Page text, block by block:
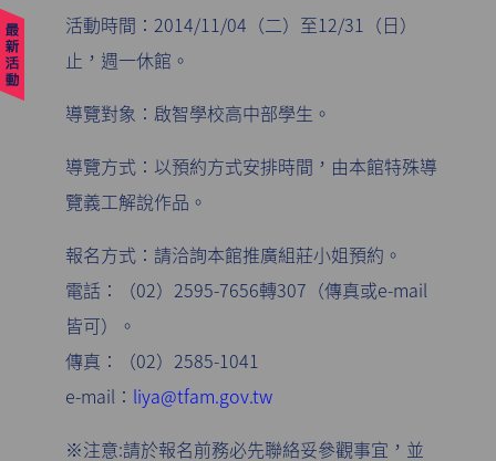
活動時間：2014/11/04（二）至12/31（日）
止，週一休館。
導覽對象：啟智學校高中部學生。
導覽方式：以預約方式安排時間，由本館特殊導
覽義工解說作品。
報名方式：請洽詢本館推廣組莊小姐預約。
電話：（02）2595-7656轉307（傳真或e-mail
皆可）。
傳真：（02）2585-1041
e-mail：
liya@tfam.gov.tw
※注意:請於報名前務必先聯絡妥參觀事宜，並